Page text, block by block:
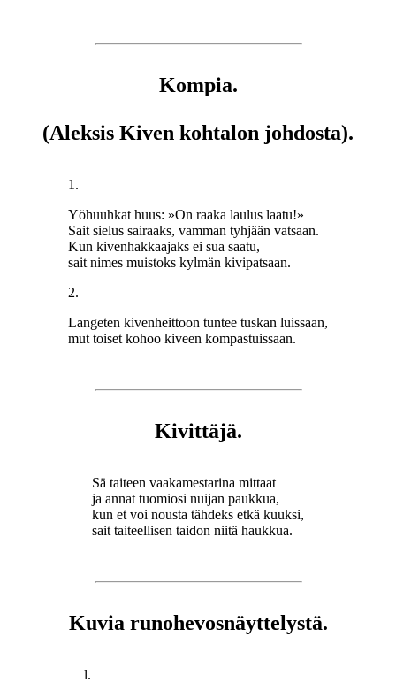
Kompia.
(Aleksis Kiven kohtalon johdosta).
1.
Yöhuuhkat huus: »On raaka laulus laatu!»
Sait sielus sairaaks, vamman tyhjään vatsaan.
Kun kivenhakkaajaks ei sua saatu,
sait nimes muistoks kylmän kivipatsaan.
2.
Langeten kivenheittoon tuntee tuskan luissaan,
mut toiset kohoo kiveen kompastuissaan.
Kivittäjä.
Sä taiteen vaakamestarina mittaat
ja annat tuomiosi nuijan paukkua,
kun et voi nousta tähdeks etkä kuuksi,
sait taiteellisen taidon niitä haukkua.
Kuvia runohevosnäyttelystä.
l.